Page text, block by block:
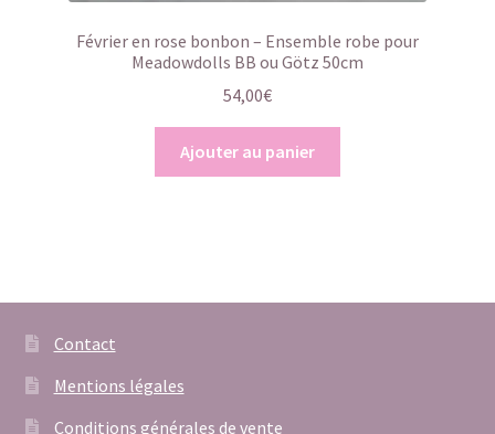
Février en rose bonbon – Ensemble robe pour
Meadowdolls BB ou Götz 50cm
54,00€
Ajouter au panier
Contact
Mentions légales
Conditions générales de vente